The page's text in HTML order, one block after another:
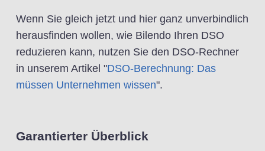
Wenn Sie gleich jetzt und hier ganz unverbindlich
herausfinden wollen, wie Bilendo Ihren DSO
reduzieren kann, nutzen Sie den DSO-Rechner
in unserem Artikel "DSO-Berechnung: Das
müssen Unternehmen wissen".
Garantierter Überblick